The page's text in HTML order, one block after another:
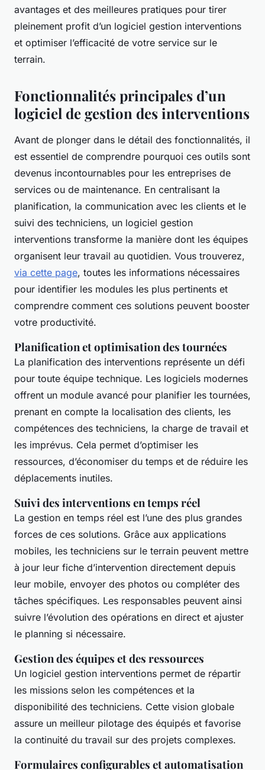
avantages et des meilleures pratiques pour tirer
pleinement profit d’un logiciel gestion interventions
et optimiser l’efficacité de votre service sur le
terrain.
Fonctionnalités principales d’un
logiciel de gestion des interventions
Avant de plonger dans le détail des fonctionnalités, il
est essentiel de comprendre pourquoi ces outils sont
devenus incontournables pour les entreprises de
services ou de maintenance. En centralisant la
planification, la communication avec les clients et le
suivi des techniciens, un logiciel gestion
interventions transforme la manière dont les équipes
organisent leur travail au quotidien. Vous trouverez,
via cette page, toutes les informations nécessaires
pour identifier les modules les plus pertinents et
comprendre comment ces solutions peuvent booster
votre productivité.
Planification et optimisation des tournées
La planification des interventions représente un défi
pour toute équipe technique. Les logiciels modernes
offrent un module avancé pour planifier les tournées,
prenant en compte la localisation des clients, les
compétences des techniciens, la charge de travail et
les imprévus. Cela permet d’optimiser les
ressources, d’économiser du temps et de réduire les
déplacements inutiles.
Suivi des interventions en temps réel
La gestion en temps réel est l’une des plus grandes
forces de ces solutions. Grâce aux applications
mobiles, les techniciens sur le terrain peuvent mettre
à jour leur fiche d’intervention directement depuis
leur mobile, envoyer des photos ou compléter des
tâches spécifiques. Les responsables peuvent ainsi
suivre l’évolution des opérations en direct et ajuster
le planning si nécessaire.
Gestion des équipes et des ressources
Un logiciel gestion interventions permet de répartir
les missions selon les compétences et la
disponibilité des techniciens. Cette vision globale
assure un meilleur pilotage des équipés et favorise
la continuité du travail sur des projets complexes.
Formulaires configurables et automatisation